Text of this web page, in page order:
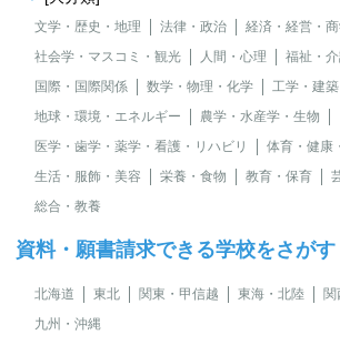
文学・歴史・地理 法律・政治
経済・経営・
社会学・マスコミ・観光
人間・心理 福祉・
国際・国際関係
数学・物理・化学 工学・建築
地球・環境・エネルギー
農学・水産学・生物
医学・歯学・薬学・看護・リハビリ
体育・健康
生活・服飾・美容
栄養・食物 教育・保育
総合・教養
資料・願書請求できる学校をさがす
北海道 東北 関東・甲信越 東海・北陸 関
九州・沖縄